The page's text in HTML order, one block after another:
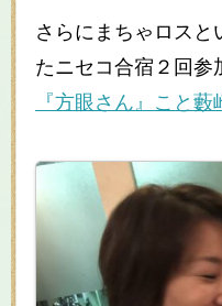
さらにまちゃロス
たニセコ合宿２回参
『方眼さん』こと